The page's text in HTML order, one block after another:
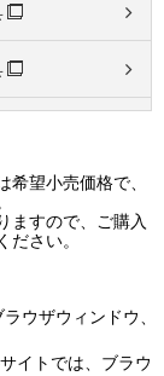
形
ステンレス
間）タイプ
希望小売価格で、
ますので、ご購入
ださい。
ウザウィンドウ、
イトでは、ブラウ